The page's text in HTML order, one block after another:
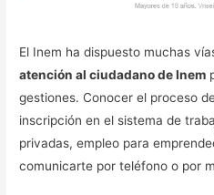
El Inem ha dispuesto muchas
atención al ciudadano de Inem
gestiones. Conocer el proceso
inscripción en el sistema de
privadas, empleo para
comunicarte por teléfono o por